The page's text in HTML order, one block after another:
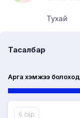
Тухай
Тасалбар
Арга хэмжээ болоход
6 сар